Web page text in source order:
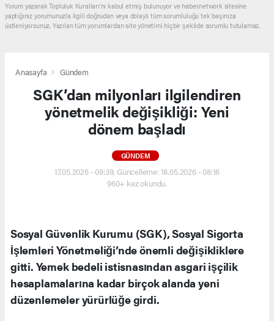
Yorum yazarak Topluluk Kuralları’nı kabul etmiş bulunuyor ve haber.network sitesine
yaptığınız yorumunuzla ilgili doğrudan veya dolaylı tüm sorumluluğu tek başınıza
üstleniyorsunuz. Yazılan tüm yorumlardan site yönetimi hiçbir şekilde sorumlu tutulamaz.
Anasayfa Gündem
SGK’dan milyonları ilgilendiren
yönetmelik değişikliği: Yeni
dönem başladı
GÜNDEM
17.05.2026 - 09:39, Güncelleme: 18.05.2026 - 08:16
960+ kez okundu.
Sosyal Güvenlik Kurumu (SGK), Sosyal Sigorta
İşlemleri Yönetmeliği’nde önemli değişikliklere
gitti. Yemek bedeli istisnasından asgari işçilik
hesaplamalarına kadar birçok alanda yeni
düzenlemeler yürürlüğe girdi.